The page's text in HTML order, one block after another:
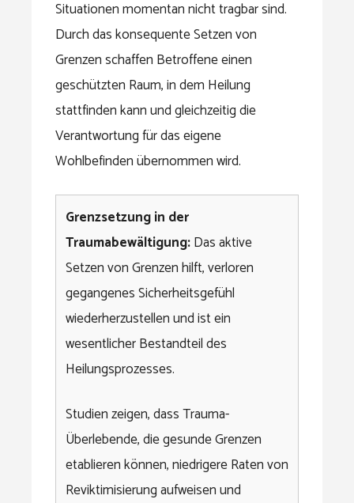
Situationen momentan nicht tragbar sind.
Durch das konsequente Setzen von
Grenzen schaffen Betroffene einen
geschützten Raum, in dem Heilung
stattfinden kann und gleichzeitig die
Verantwortung für das eigene
Wohlbefinden übernommen wird.
Grenzsetzung in der
Traumabewältigung:Das aktive
Setzen von Grenzen hilft, verloren
gegangenes Sicherheitsgefühl
wiederherzustellen und ist ein
wesentlicher Bestandteil des
Heilungsprozesses.
Studien zeigen, dass Trauma-
Überlebende, die gesunde Grenzen
etablieren können, niedrigere Raten von
Reviktimisierung aufweisen und